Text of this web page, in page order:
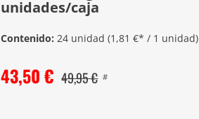
unidades/caja
Contenido:24 unidad(1,81 €* / 1 unidad)
43,50 € 49,95 € #